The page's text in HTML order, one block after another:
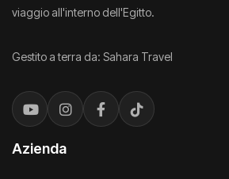
viaggio all'interno dell'Egitto.
Gestito a terra da: Sahara Travel
Azienda